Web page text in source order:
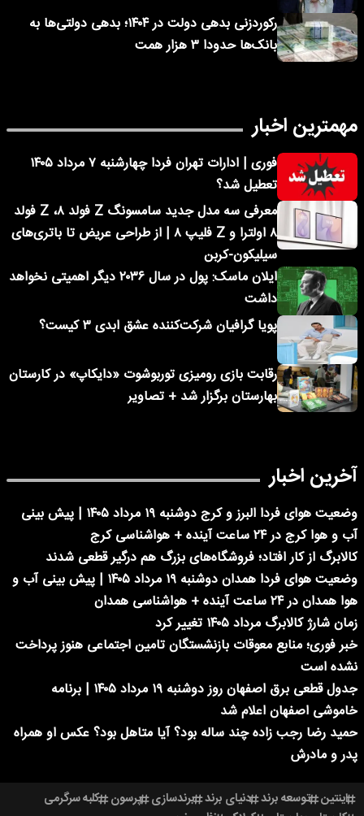
رکوردزنی بدهی دولت در ۱۴۰۴؛ بدهی دولتی‌ها به
بانک‌ها حدودا ۳ هزار همت
مهمترین اخبار
فوری | ادارات تهران فردا چهارشنبه ۷ مرداد ۱۴۰۵
تعطیل شد؟
معرفی سه مدل جدید سامسونگ Z فولد ۸، Z فولد
۸ اولترا و Z فلیپ ۸ | از طراحی عریض تا باتری‌های
سیلیکون-کربن
ایلان ماسک: پول در سال ۲۰۳۶ دیگر اهمیتی نخواهد
داشت
پویا گرافیان شرکت‌کننده عشق ابدی ۳ کیست؟
رقابت بازی رومیزی توربوشوت «دایکاپ» در کارستان
بهارستان برگزار شد + تصاویر
آخرین اخبار
وضعیت هوای فردا البرز و کرج دوشنبه ۱۹ مرداد ۱۴۰۵ | پیش بینی
آب و هوا کرج در ۲۴ ساعت آینده + هواشناسی کرج
کالابرگ از کار افتاد؛ فروشگاه‌های بزرگ هم درگیر قطعی شدند
وضعیت هوای فردا همدان دوشنبه ۱۹ مرداد ۱۴۰۵ | پیش بینی آب و
هوا همدان در ۲۴ ساعت آینده + هواشناسی همدان
زمان شارژ کالابرگ مرداد ۱۴۰۵ تغییر کرد
خبر فوری؛ منابع معوقات بازنشستگان تامین اجتماعی هنوز پرداخت
نشده است
جدول قطعی برق اصفهان روز دوشنبه ۱۹ مرداد ۱۴۰۵ | برنامه
خاموشی اصفهان اعلام شد
حمید رضا رجب زاده چند ساله بود؟ آیا متاهل بود؟ عکس او همراه
پدر و مادرش
اینتین توسعه برند دنیای برند برندسازی پرسون کلبه سرگرمی